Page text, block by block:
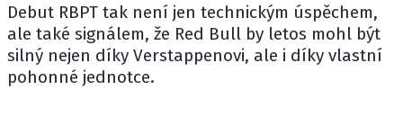
Debut RBPT tak není jen technickým úspěchem,
ale také signálem, že Red Bull by letos mohl být
silný nejen díky Verstappenovi, ale i díky vlastní
pohonné jednotce.